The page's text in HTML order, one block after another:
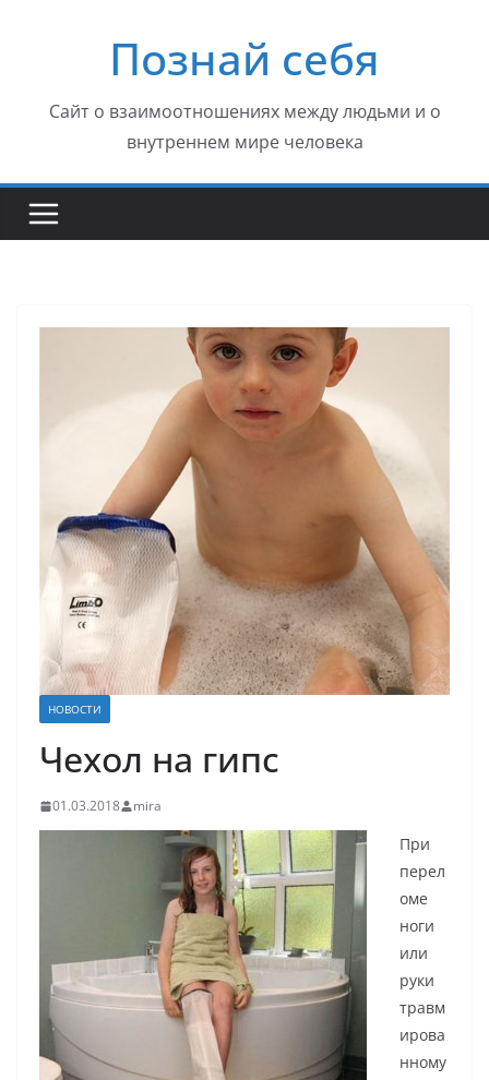
содержимомуПознай себя
Сайт о взаимоотношениях между людьми и о
внутреннем мире человека
НОВОСТИ
Чехол на гипс
01.03.2018 mira
При
перел
оме
ноги
или
руки
травм
ирова
нному